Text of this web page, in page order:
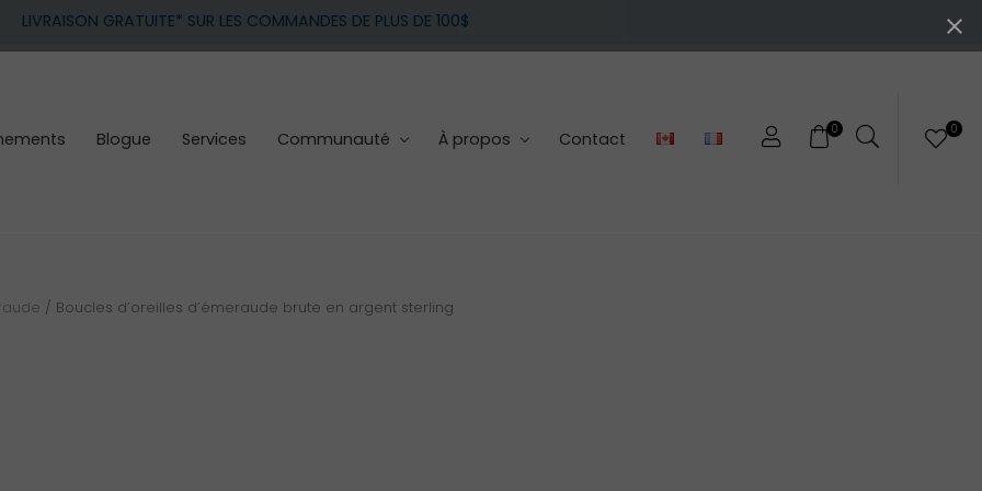
LIVRAISON GRATUITE* SUR LES COMMANDES DE PLUS DE 100$
0 0
Blogue Services Communauté À propos Contact
/ Boucles d’oreilles d’émeraude brute en argent sterling